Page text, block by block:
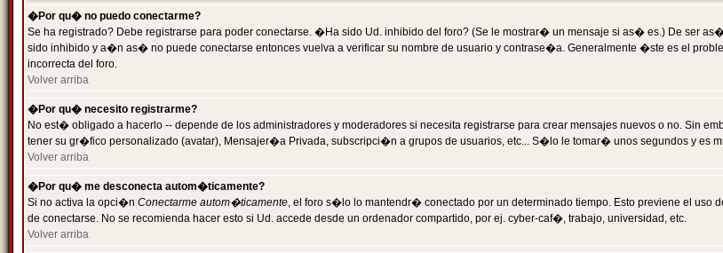
�Por qu� no puedo conectarme?
Se ha registrado? Debe registrarse para poder conectarse. �Ha sido Ud. inhibido del foro? (Se le mostrar� un mensaje si as� es.) De ser
sido inhibido y a�n as� no puede conectarse entonces vuelva a verificar su nombre de usuario y contrase�a. Generalmente �ste es el
incorrecta del foro.
Volver arriba
�Por qu� necesito registrarme?
No est� obligado a hacerlo -- depende de los administradores y moderadores si necesita registrarse para crear mensajes nuevos o no. Sin
tener su gr�fico personalizado (avatar), Mensajer�a Privada, subscripci�n a grupos de usuarios, etc... S�lo le tomar� unos segundos y es
Volver arriba
�Por qu� me desconecta autom�ticamente?
Si no activa la opci�n Conectarme autom�ticamente, el foro s�lo lo mantendr� conectado por un determinado tiempo. Esto previene el uso
de conectarse. No se recomienda hacer esto si Ud. accede desde un ordenador compartido, por ej. cyber-caf�, trabajo, universidad, etc.
Volver arriba